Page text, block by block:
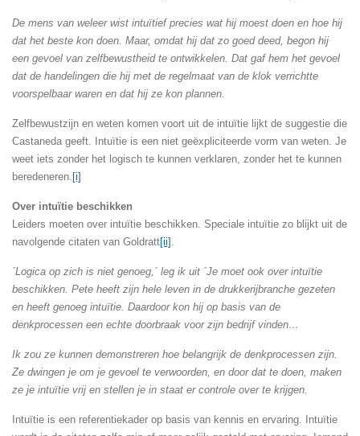
De mens van weleer wist intuïtief precies wat hij moest doen en hoe hij
dat het beste kon doen. Maar, omdat hij dat zo goed deed, begon hij
een gevoel van zelfbewustheid te ontwikkelen. Dat gaf hem het gevoel
dat de handelingen die hij met de regelmaat van de klok verrichtte
voorspelbaar waren en dat hij ze kon plannen.
Zelfbewustzijn en weten komen voort uit de intuïtie lijkt de suggestie die
Castaneda geeft. Intuïtie is een niet geëxpliciteerde vorm van weten. Je
weet iets zonder het logisch te kunnen verklaren, zonder het te kunnen
beredeneren. [i]
Over intuïtie beschikken
Leiders moeten over intuïtie beschikken. Speciale intuïtie zo blijkt uit de
navolgende citaten van Goldratt[ii] .
´Logica op zich is niet genoeg,´ leg ik uit ´Je moet ook over intuïtie
beschikken. Pete heeft zijn hele leven in de drukkerijbranche gezeten
en heeft genoeg intuïtie. Daardoor kon hij op basis van de
denkprocessen een echte doorbraak voor zijn bedrijf vinden…
Ik zou ze kunnen demonstreren hoe belangrijk de denkprocessen zijn.
Ze dwingen je om je gevoel te verwoorden, en door dat te doen, maken
ze je intuïtie vrij en stellen je in staat er controle over te krijgen.
Intuïtie is een referentiekader op basis van kennis en ervaring. Intuïtie